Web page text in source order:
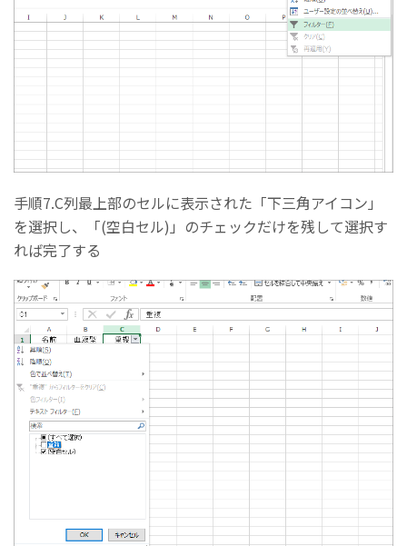
手順7.C列最上部のセルに表示された「下三角アイコン」
を選択し、「(空白セル)」のチェックだけを残して選択す
れば完了する